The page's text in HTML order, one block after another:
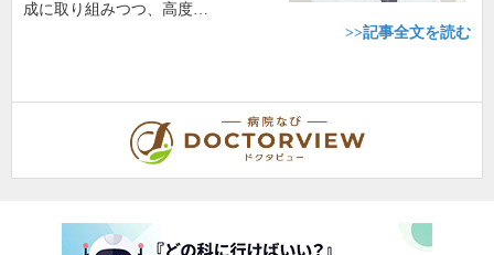
成に取り組みつつ、高度…
>>記事全文を読む